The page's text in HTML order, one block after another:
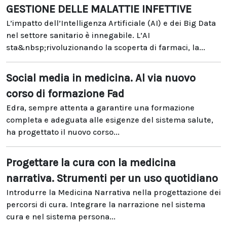
GESTIONE DELLE MALATTIE INFETTIVE
L’impatto dell’Intelligenza Artificiale (AI) e dei Big Data
nel settore sanitario è innegabile. L’AI
sta&nbsp;rivoluzionando la scoperta di farmaci, la...
Social media in medicina. Al via nuovo
corso di formazione Fad
Edra, sempre attenta a garantire una formazione
completa e adeguata alle esigenze del sistema salute,
ha progettato il nuovo corso...
Progettare la cura con la medicina
narrativa. Strumenti per un uso quotidiano
Introdurre la Medicina Narrativa nella progettazione dei
percorsi di cura. Integrare la narrazione nel sistema
cura e nel sistema persona...